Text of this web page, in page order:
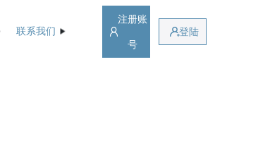
联系我们
注册账
号
登陆